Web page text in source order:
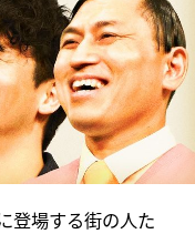
登場する街の人た